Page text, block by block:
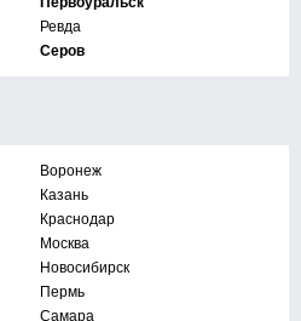
Ревда
Серов
Воронеж
Казань
Краснодар
Москва
Новосибирск
Пермь
Самара